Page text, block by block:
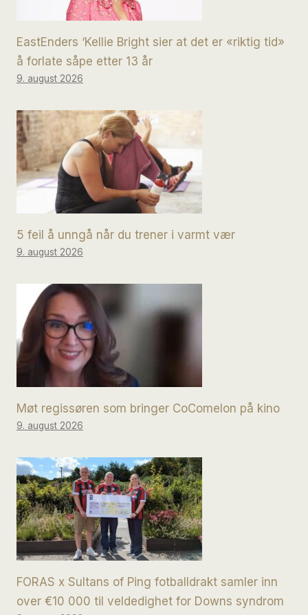
EastEnders ‘Kellie Bright sier at det er «riktig tid»
å forlate såpe etter 13 år
9. august 2026
5 feil å unngå når du trener i varmt vær
9. august 2026
Møt regissøren som bringer CoComelon på kino
9. august 2026
FORAS x Sultans of Ping fotballdrakt samler inn
over €10 000 til veldedighet for Downs syndrom